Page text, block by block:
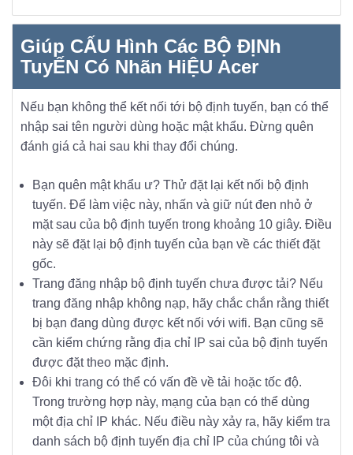
Giúp CẤU Hình Các BỘ ĐỊNh
TuyẾN Có Nhãn HiỆU Acer
Nếu bạn không thể kết nối tới bộ định tuyến, bạn có thể
nhập sai tên người dùng hoặc mật khẩu. Đừng quên
đánh giá cả hai sau khi thay đổi chúng.
Bạn quên mật khẩu ư? Thử đặt lại kết nối bộ định
tuyến. Để làm việc này, nhấn và giữ nút đen nhỏ ở
mặt sau của bộ định tuyến trong khoảng 10 giây. Điều
này sẽ đặt lại bộ định tuyến của bạn về các thiết đặt
gốc.
Trang đăng nhập bộ định tuyến chưa được tải? Nếu
trang đăng nhập không nạp, hãy chắc chắn rằng thiết
bị bạn đang dùng được kết nối với wifi. Bạn cũng sẽ
cần kiểm chứng rằng địa chỉ IP sai của bộ định tuyến
được đặt theo mặc định.
Đôi khi trang có thể có vấn đề về tải hoặc tốc độ.
Trong trường hợp này, mạng của bạn có thể dùng
một địa chỉ IP khác. Nếu điều này xảy ra, hãy kiểm tra
danh sách bộ định tuyến địa chỉ IP của chúng tôi và